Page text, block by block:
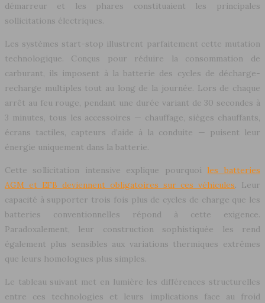
démarreur et les phares constituaient les principales
sollicitations électriques.
Les systèmes start-stop illustrent parfaitement cette mutation
technologique. Conçus pour réduire la consommation de
carburant, ils imposent à la batterie des cycles de décharge-
recharge multiples tout au long de la journée. Lors de chaque
arrêt au feu rouge, pendant une durée variant de 30 secondes à
3 minutes, tous les accessoires — chauffage, sièges chauffants,
écrans tactiles, capteurs d’aide à la conduite — puisent leur
énergie uniquement dans la batterie.
Cette sollicitation intensive explique pourquoi les batteries
AGM et EFB deviennent obligatoires sur ces véhicules. Leur
capacité à supporter trois fois plus de cycles de charge que les
batteries conventionnelles répond à cette exigence.
Paradoxalement, leur construction sophistiquée les rend
également plus sensibles aux variations thermiques extrêmes
que leurs homologues plus simples.
Le tableau suivant met en lumière les différences structurelles
entre ces technologies et leurs implications face au froid